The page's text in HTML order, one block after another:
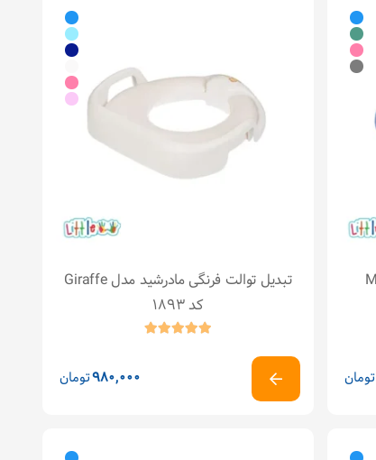
تومان
تبدیل توالت فرنگی مادرشید مدل Giraffe
کد 1893
تومان980,000